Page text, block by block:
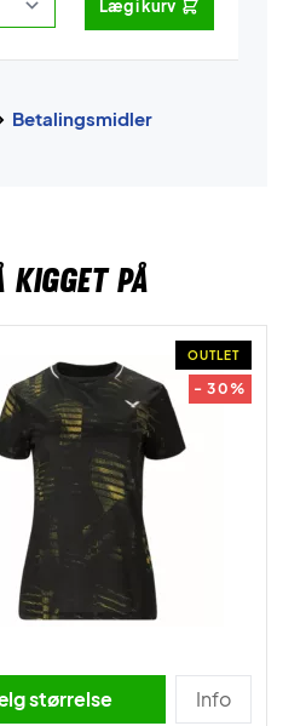
Læg i kurv
Betalingsmidler
KIGGET PÅ
OUTLET
- 30%
Vælg størrelse Info